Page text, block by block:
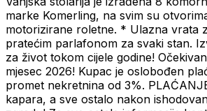
marke Komerling, na svim su
motorizirane roletne. * Ulazna vrata
pratećim parlafonom za svaki stan.
za život tokom cijele godine!
mjesec 2026! Kupac je oslobođen
promet nekretnina od 3%.
kapara, a sve ostalo nakon